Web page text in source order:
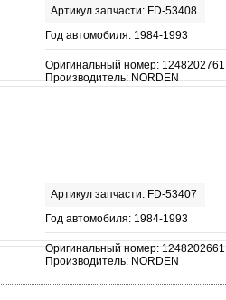
Артикул запчасти: FD-53408
Год автомобиля: 1984-1993
Оригинальный номер: 1248202761
Производитель: NORDEN
Артикул запчасти: FD-53407
Год автомобиля: 1984-1993
Оригинальный номер: 1248202661
Производитель: NORDEN